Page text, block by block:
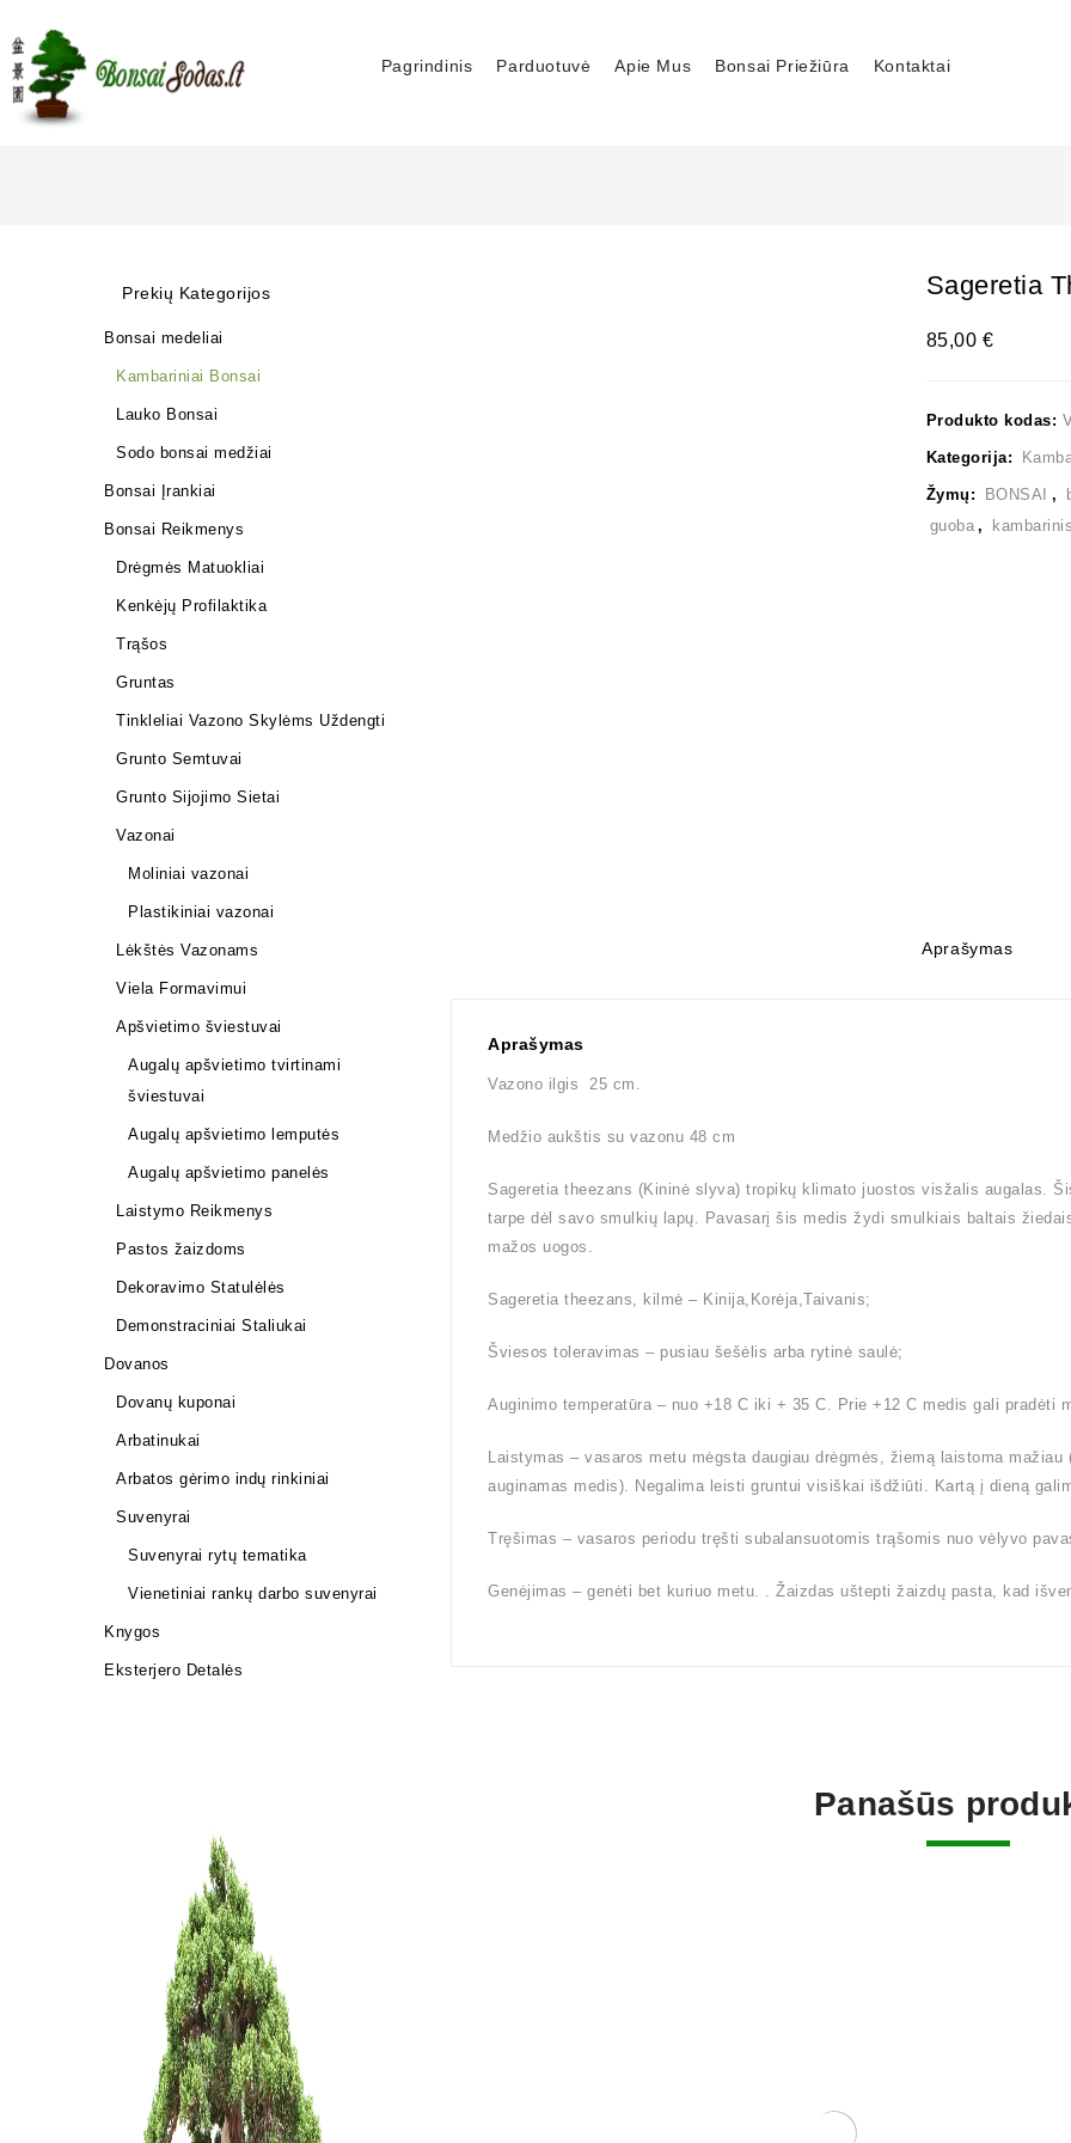
Pagrindinis Parduotuvė Apie Mus Bonsai Priežiūra Kontaktai
Sageretia
85,00€
Produkto kodas:
Kategorija:
Žymų: BONSAI ,
guoba ,
Aprašymas
Aprašymas
Vazono ilgis 25 cm.
Medžio aukštis su vazonu 48 cm
Sageretia theezans (Kininė slyva) tropikų klimato juostos visžalis augalas.
tarpe dėl savo smulkių lapų. Pavasarį šis medis žydi smulkiais baltais
mažos uogos.
Sageretia theezans, kilmė – Kinija,Korėja,Taivanis;
Šviesos toleravimas – pusiau šešėlis arba rytinė saulė;
Auginimo temperatūra – nuo +18 C iki + 35 C. Prie +12 C medis gali pradėti
Laistymas – vasaros metu mėgsta daugiau drėgmės, žiemą laistoma
auginamas medis). Negalima leisti gruntui visiškai išdžiūti. Kartą į dieną
Tręšimas – vasaros periodu tręšti subalansuotomis trąšomis nuo vėlyvo
Genėjimas – genėti bet kuriuo metu. . Žaizdas uštepti žaizdų pasta, kad
Panašūs
Prekių Kategorijos
Bonsai medeliai
Kambariniai Bonsai
Lauko Bonsai
Sodo bonsai medžiai
Bonsai Įrankiai
Bonsai Reikmenys
Drėgmės Matuokliai
Kenkėjų Profilaktika
Trąšos
Gruntas
Tinkleliai Vazono Skylėms Uždengti
Grunto Semtuvai
Grunto Sijojimo Sietai
Vazonai
Moliniai vazonai
Plastikiniai vazonai
Lėkštės Vazonams
Viela Formavimui
Apšvietimo šviestuvai
Augalų apšvietimo tvirtinami
šviestuvai
Augalų apšvietimo lemputės
Augalų apšvietimo panelės
Laistymo Reikmenys
Pastos žaizdoms
Dekoravimo Statulėlės
Demonstraciniai Staliukai
Dovanos
Dovanų kuponai
Arbatinukai
Arbatos gėrimo indų rinkiniai
Suvenyrai
Suvenyrai rytų tematika
Vienetiniai rankų darbo suvenyrai
Knygos
Eksterjero Detalės